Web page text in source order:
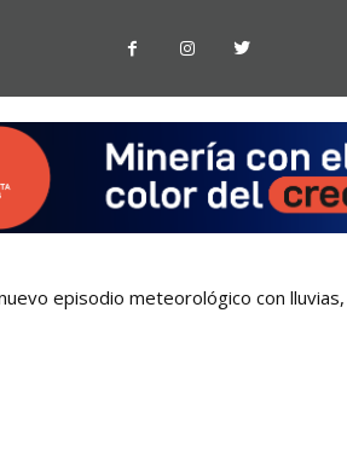
episodio meteorológico con